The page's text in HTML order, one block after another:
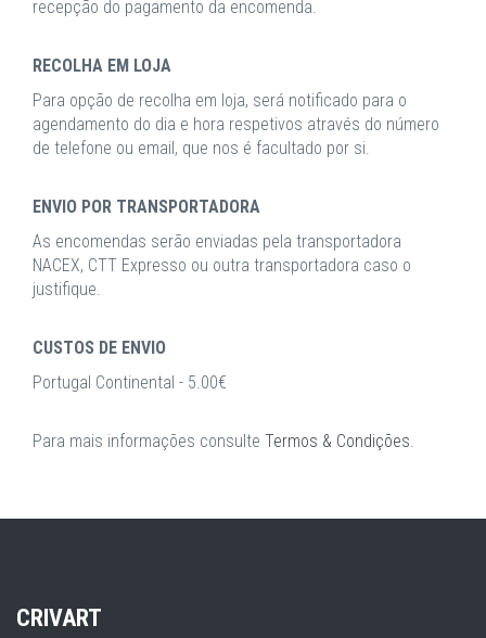
recepção do pagamento da encomenda.
RECOLHA EM LOJA
Para opção de recolha em loja, será notificado para o
agendamento do dia e hora respetivos através do número
de telefone ou email, que nos é facultado por si.
ENVIO POR TRANSPORTADORA
As encomendas serão enviadas pela transportadora
NACEX, CTT Expresso ou outra transportadora caso o
justifique.
CUSTOS DE ENVIO
Portugal Continental - 5.00€
Para mais informações consulte Termos & Condições.
CRIVART